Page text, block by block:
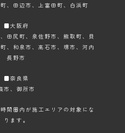
、田辺市、上富田町、白浜町
■大阪府
田尻町、泉佐野市、熊取町、貝
、和泉市、高石市、堺市、河内
長野市
■奈良県
市、御所市
間圏内が施工エリアの対象にな
ります。